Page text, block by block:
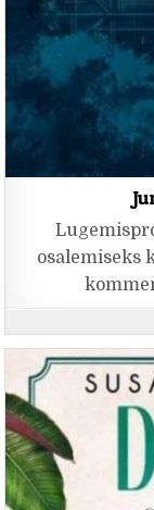
osalemiseks